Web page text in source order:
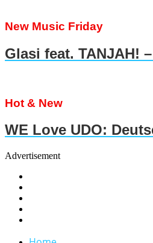
New Music Friday
Glasi feat. TANJAH!
Hot & New
WE Love UDO:
Advertisement